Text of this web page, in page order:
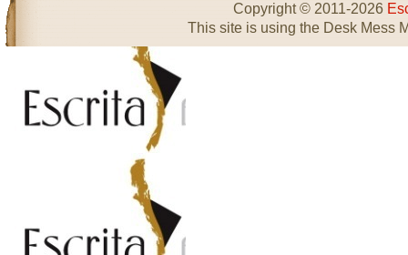
Copyright © 2011-2026
This site is using the Desk Mess